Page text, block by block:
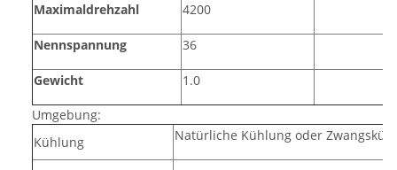
Maximaldrehzahl 4200
Nennspannung 36
Gewicht 1.0
Umgebung:
Kühlung
Natürliche Kühlung oder